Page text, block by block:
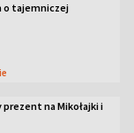
o tajemniczej
na Mikołajki i